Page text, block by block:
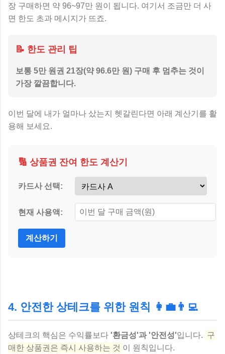
장 구매하면 약 96~97만 원이 됩니다. 여기서 조금만 더 사
면 한도 초과 메시지가 뜨죠.
📝 한도 관리 팁
보통 5만 원권 21장(약 96.6만 원) 구매 후 멈추는 것이
가장 깔끔합니다.
이번 달에 내가 얼마나 샀는지 헷갈린다면 아래 계산기를 활
용해 보세요.
🔢 상품권 잔여 한도 계산기
카드사 선택:
현재 사용액:
계산하기
4. 안전한 상테크를 위한 원칙 👩‍💼👨‍💻
상테크의 핵심은 수익률보다 '환금성'과 '안전성'입니다. 구
매한 상품권은 즉시 사용하는 것 이 원칙입니다.